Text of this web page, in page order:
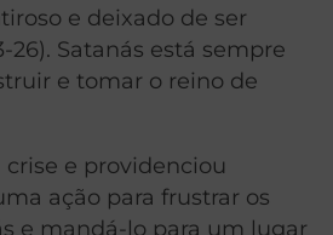
e deixado de ser
26). Satanás está sempre
e tomar o reino de
e providenciou
ação para frustrar os
e mandá-lo para um lugar